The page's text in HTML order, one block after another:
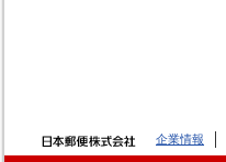
企業情報